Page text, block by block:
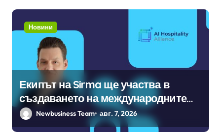
Новини
Екипът на Sirma ще участва в
създаването на международните
стандарти за навлизане на
изкуствен интелект в
Newbusiness Team авг. 7, 2026